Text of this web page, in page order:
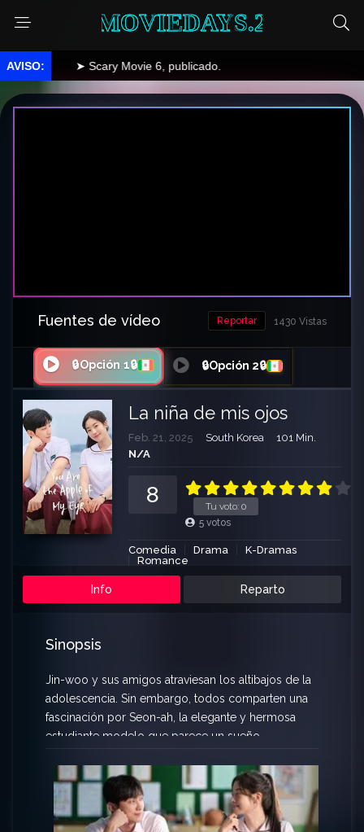
MOVIEDAYS.2
➤ Scary Movie 6, publicado.
Fuentes de vídeo 1430 Vistas
Reportar
🔒Opción 1🔒 🔒Opción 2🔒
La niña de mis ojos
Feb. 21, 2025 South Korea
101 Min.
N/A
Tu voto: 0
8
5 votos
Comedia Drama
K-Dramas
Romance
Info Reparto
Sinopsis
Jin-woo y sus amigos atraviesan los altibajos de la
adolescencia. Sin embargo, todos comparten una
fascinación por Seon-ah, la elegante y hermosa
estudiante modelo que parece un sueño